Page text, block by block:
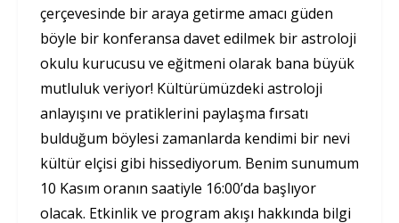
çerçevesinde bir araya getirme amacı güden
böyle bir konferansa davet edilmek bir astroloji
okulu kurucusu ve eğitmeni olarak bana büyük
mutluluk veriyor! Kültürümüzdeki astroloji
anlayışını ve pratiklerini paylaşma fırsatı
bulduğum böylesi zamanlarda kendimi bir nevi
kültür elçisi gibi hissediyorum. Benim sunumum
10 Kasım oranın saatiyle 16:00’da başlıyor
olacak. Etkinlik ve program akışı hakkında bilgi